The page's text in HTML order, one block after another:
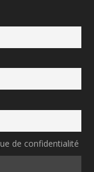
de confidentialité